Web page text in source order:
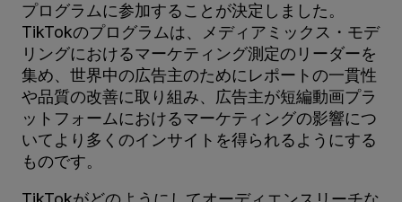
プログラムに参加することが決定しました。
TikTokのプログラムは、メディアミックス・モデ
リングにおけるマーケティング測定のリーダーを
集め、世界中の広告主のためにレポートの一貫性
や品質の改善に取り組み、広告主が短編動画プラ
ットフォームにおけるマーケティングの影響につ
いてより多くのインサイトを得られるようにする
ものです。